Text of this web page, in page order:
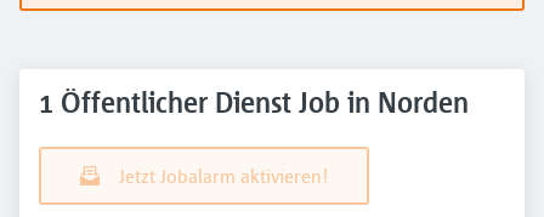
1 Öffentlicher Dienst Job in Norden
Jetzt Jobalarm aktivieren!